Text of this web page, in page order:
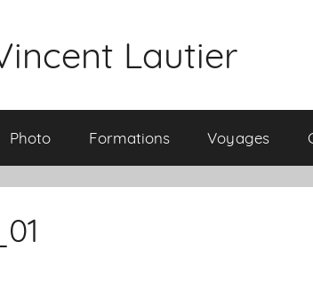
Lautier
Photo Formations Voyages